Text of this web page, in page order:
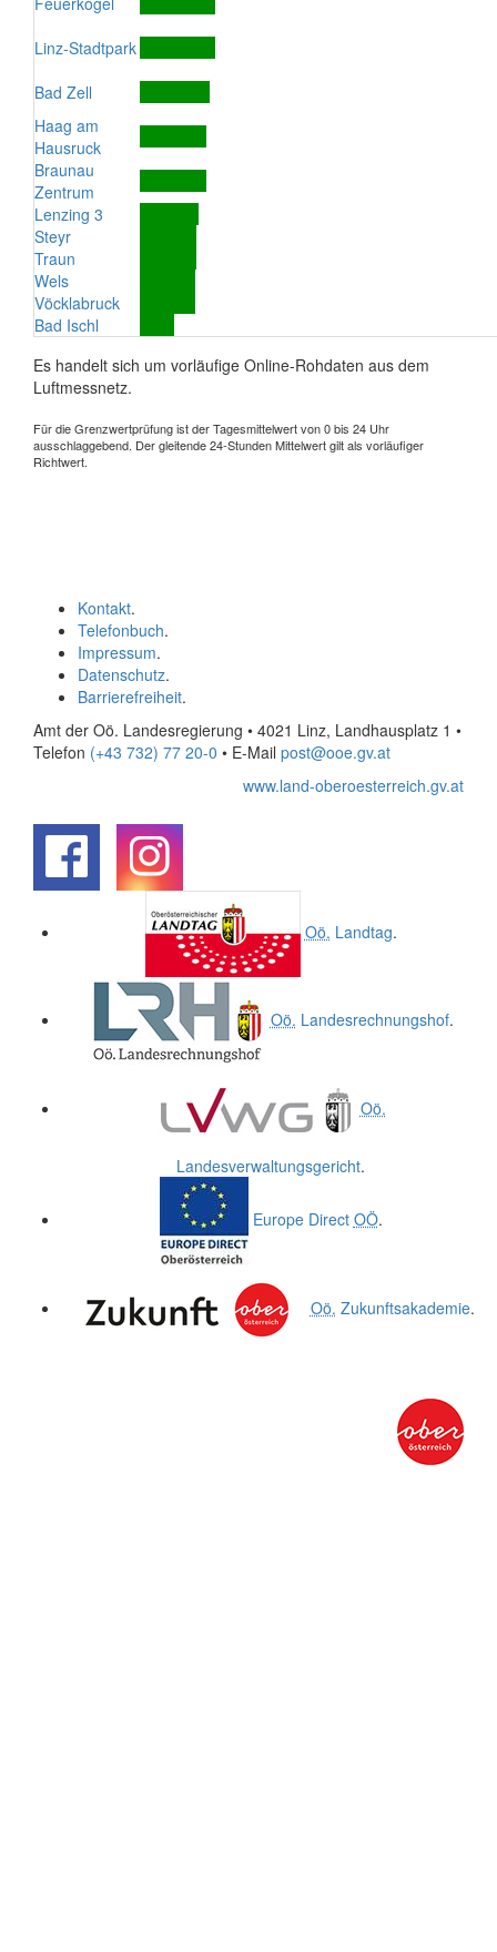
Linz-Stadtpark
Bad Zell
Haag am
Hausruck
Braunau
Zentrum
Lenzing 3
Steyr
Traun
Wels
Vöcklabruck
Bad Ischl
Es handelt sich um vorläufige Online-Rohdaten aus dem
Luftmessnetz.
Für die Grenzwertprüfung ist der Tagesmittelwert von 0 bis 24 Uhr
ausschlaggebend. Der gleitende 24-Stunden Mittelwert gilt als vorläufiger
Richtwert.
Kontakt.
Telefonbuch.
Impressum.
Datenschutz.
Barrierefreiheit.
Amt der Oö. Landesregierung • 4021 Linz, Landhausplatz 1 •
Telefon (+43 732) 77 20-0 • E-Mail post@ooe.gv.at
www.land-oberoesterreich.gv.at
Oö. Landtag.
Oö. Landesrechnungshof.
Oö.
Landesverwaltungsgericht.
Europe Direct OÖ.
Oö. Zukunftsakademie.